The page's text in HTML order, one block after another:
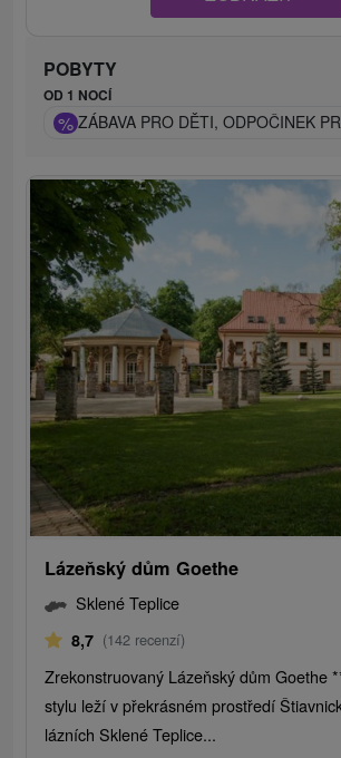
POBYTY
OD 1 NOCÍ
% ZÁBAVA PRO DĚTI, ODPOČINEK
Lázeňský dům Goethe
Sklené Teplice
8,7 (142 recenzí)
Zrekonstruovaný Lázeňský dům Goethe
stylu leží v překrásném prostředí
lázních Sklené Teplice...